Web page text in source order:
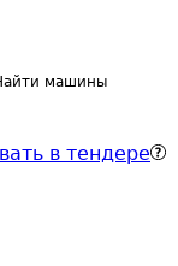
машины
в тендере